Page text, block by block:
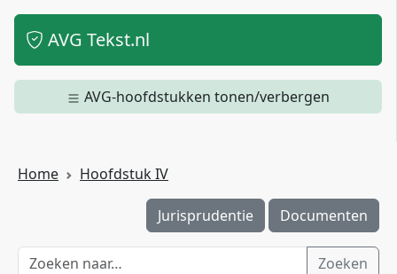
AVG Tekst.nl
AVG-hoofdstukken tonen/verbergen
Home Hoofdstuk IV
Jurisprudentie Documenten
Zoeken